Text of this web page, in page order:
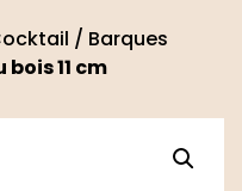
/ Barques
11 cm